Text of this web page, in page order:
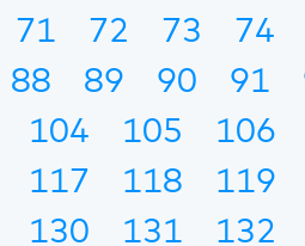
71
72 73 74
88
89 90 91
104
105 106
117
118 119
130
131 132